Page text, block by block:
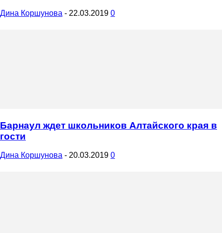
Дина Коршунова - 22.03.2019 0
Барнаул ждет школьников Алтайского края в
гости
Дина Коршунова - 20.03.2019 0